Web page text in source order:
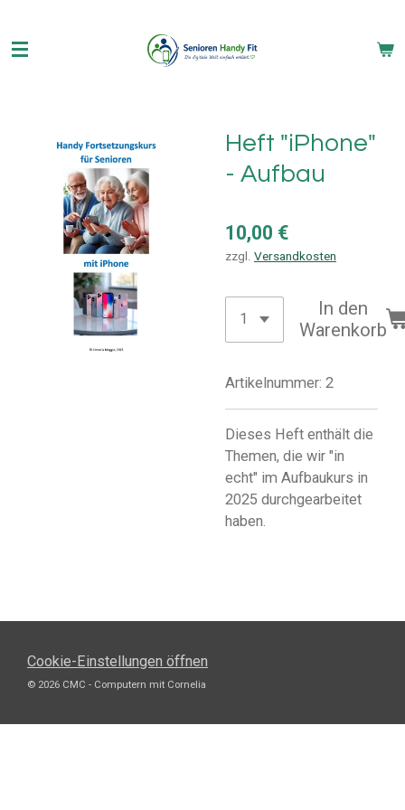
Hauptinhalt
springen
Heft "iPhone"
- Aufbau
10,00 €
zzgl. Versandkosten
In den
Warenkorb
Artikelnummer: 2
Dieses Heft enthält die
Themen, die wir "in
echt" im Aufbaukurs in
2025 durchgearbeitet
haben.
Cookie-Einstellungen öffnen
© 2026 CMC - Computern mit Cornelia